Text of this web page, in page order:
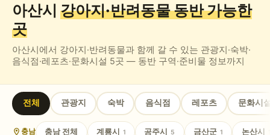
아산시 강아지·반려동물 동반가능한
곳
아산시에서 강아지·반려동물과 함께 갈 수 있는 관광지·숙박·
음식점·레포츠·문화시설 5곳 — 동반 구역·준비물 정보까지
전체 관광지 숙박 음식점 레포츠 문화시
충남 충남전체 계룡시 1 공주시 5 금산군 1 논산시